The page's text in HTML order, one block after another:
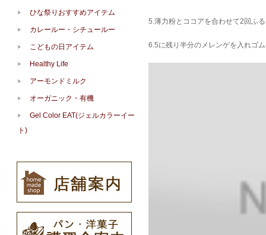
5.薄力粉とココアを合わせて2回ふ
6.5に残り半分のメレンゲを入れゴ
ひな祭りおすすめアイテム
カレールー・シチュールー
こどもの日アイテム
Healthy Life
アーモンドミルク
オーガニック・有機
Gel Color EAT(ジェルカラーイー
ト)